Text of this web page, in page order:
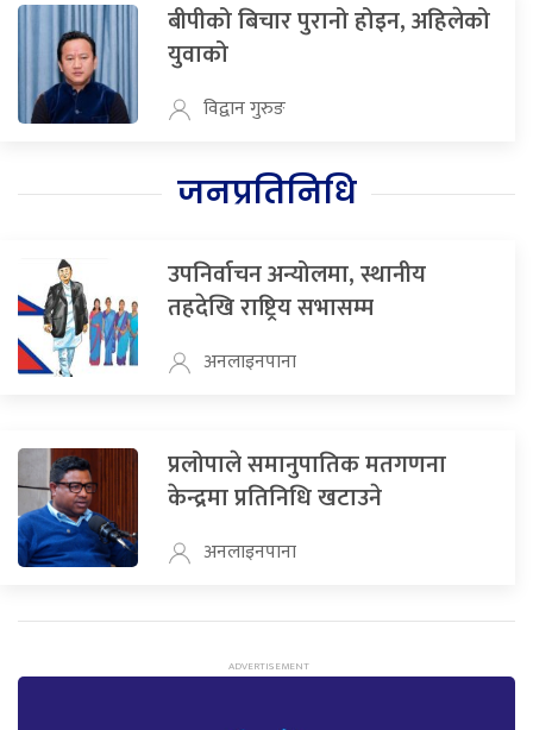
बीपीको बिचार पुरानो होइन, अहिलेको
युवाको
विद्वान गुरुङ
जनप्रतिनिधि
उपनिर्वाचन अन्योलमा, स्थानीय
तहदेखि राष्ट्रिय सभासम्म
अनलाइनपाना
प्रलोपाले समानुपातिक मतगणना
केन्द्रमा प्रतिनिधि खटाउने
अनलाइनपाना